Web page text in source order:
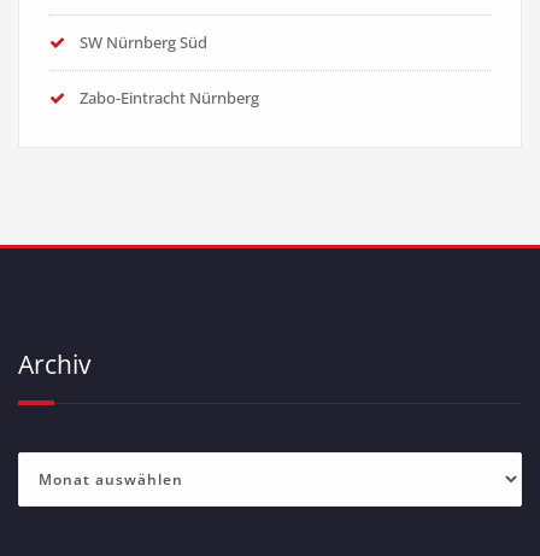
SW Nürnberg Süd
Zabo-Eintracht Nürnberg
Archiv